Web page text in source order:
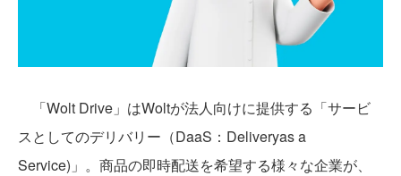
「Wolt Drive」はWoltが法人向けに提供する「サービ
スとしてのデリバリー（DaaS：Deliveryas a
Service)」。商品の即時配送を希望する様々な企業が、